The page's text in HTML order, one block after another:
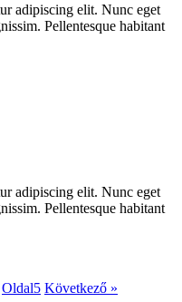
adipiscing elit. Nunc eget
Pellentesque habitant
adipiscing elit. Nunc eget
Pellentesque habitant
Oldal5 Következő »